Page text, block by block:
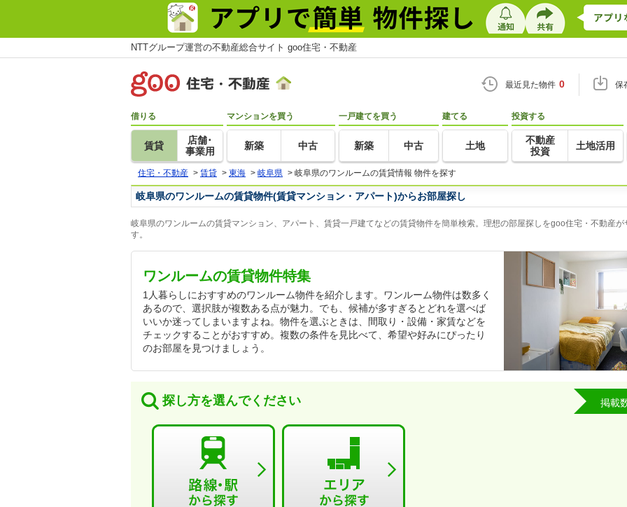
NTTグループ運営の不動産総合サイト goo住宅・不動産
最近見た物件 0 保
借りる
賃貸
店舗･
事業用
マンションを買う
新築 中古
一戸建てを買う
新築 中古
建てる
土地
投資する
不動産
投資
土地活用
住宅・不動産 > 賃貸 > 東海 > 岐阜県 > 岐阜県のワンルームの賃貸情報 物件を探す
岐阜県のワンルームの賃貸物件(賃貸マンション・アパート)からお部屋探し
岐阜県のワンルームの賃貸マンション、アパート、賃貸一戸建てなどの賃貸物件を簡単検索。理想の部屋探しをgoo住宅・不動産が
す。
ワンルームの賃貸物件特集
1人暮らしにおすすめのワンルーム物件を紹介します。ワンルーム物件は数多く
あるので、選択肢が複数ある点が魅力。でも、候補が多すぎるとどれを選べば
いいか迷ってしまいますよね。物件を選ぶときは、間取り・設備・家賃などを
チェックすることがおすすめ。複数の条件を見比べて、希望や好みにぴったり
のお部屋を見つけましょう。
探し方を選んでください 掲載